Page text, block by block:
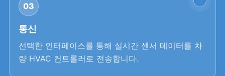
03
통신
선택한 인터페이스를 통해 실시간 센서 데이터를 차
량 HVAC 컨트롤러로 전송합니다.